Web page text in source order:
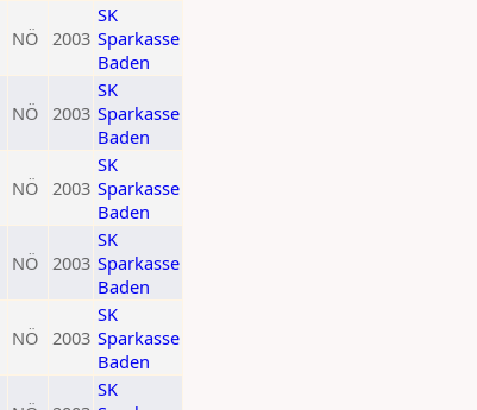
NÖ 2003
SK
Sparkasse
Baden
NÖ 2003
SK
Sparkasse
Baden
NÖ 2003
SK
Sparkasse
Baden
NÖ 2003
SK
Sparkasse
Baden
NÖ 2003
SK
Sparkasse
Baden
SK